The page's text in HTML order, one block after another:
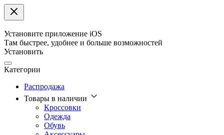
Установите приложение iOS
Там быстрее, удобнее и больше возможностей
Установить
Категории
Распродажа
Товары в наличии
Кроссовки
Одежда
Обувь